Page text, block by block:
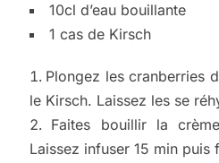
10cl d’eau bouillante
1 cas de Kirsch
Plongez les cranberries
le Kirsch. Laissez les se
Faites bouillir la
Laissez infuser 15 min puis